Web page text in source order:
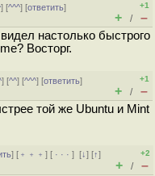
] [^^^] [ответить]
+1
+ / –
настолько быстрого
Восторг.
] [^^] [^^^] [ответить]
+1
+ / –
той же Ubuntu и Mint
] [ ﹢﹢﹢] [ · · ·][↓] [↑]
+2
+ / –